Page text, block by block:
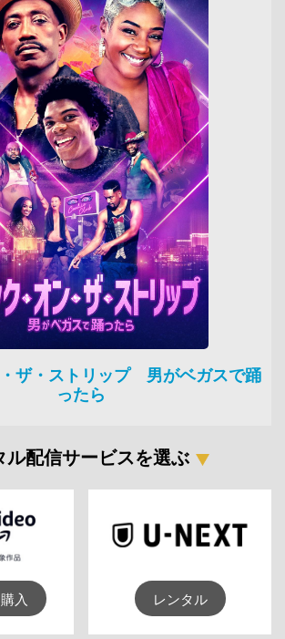
ザ・ストリップ 男がベガスで踊
ったら
ル配信サービスを選ぶ
入 レンタル